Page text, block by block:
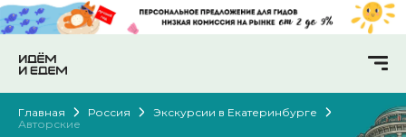
Главная Россия
Экскурсии в Екатеринбурге
Авторские